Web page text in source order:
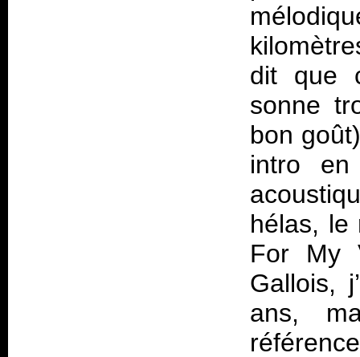
dit que
sonne
bon
intro
hélas, le
For My
Gallois,
ans,